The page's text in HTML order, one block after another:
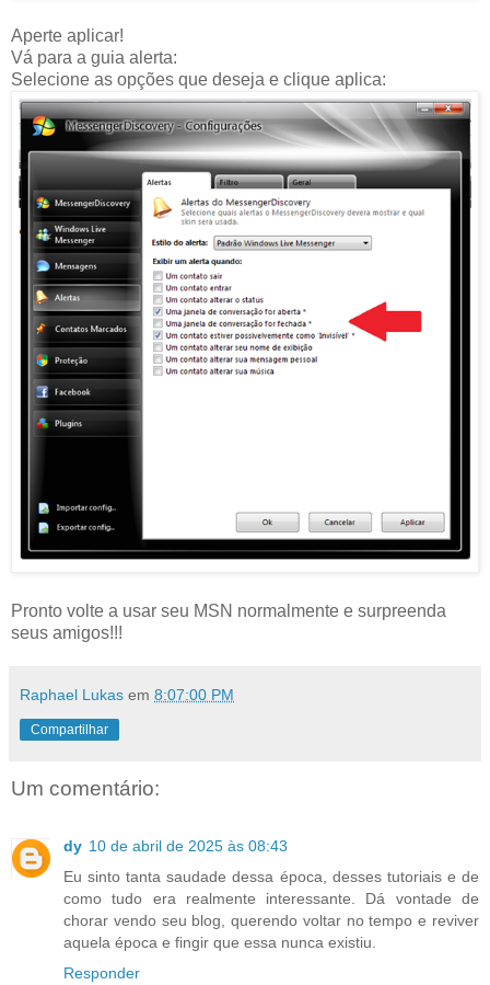
Aperte aplicar!
Vá para a guia alerta:
Selecione as opções que deseja e clique aplica:
Pronto volte a usar seu MSN normalmente e surpreenda
seus amigos!!!
Raphael Lukas em 8:07:00 PM
Compartilhar
Um comentário:
dy 10 de abril de 2025 às 08:43
Eu sinto tanta saudade dessa época, desses tutoriais e de
como tudo era realmente interessante. Dá vontade de
chorar vendo seu blog, querendo voltar no tempo e reviver
aquela época e fingir que essa nunca existiu.
Responder